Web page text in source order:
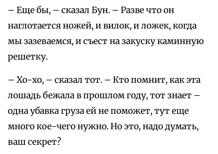
– Еще бы, – сказал Бун. – Разве что он
наглотается ножей, и вилок, и ложек, когда
мы зазеваемся, и съест на закуску каминную
решетку.
– Хо-хо, – сказал тот. – Кто помнит, как эта
лошадь бежала в прошлом году, тот знает –
одна убавка груза ей не поможет, тут еще
много кое-чего нужно. Но это, надо думать,
ваш секрет?